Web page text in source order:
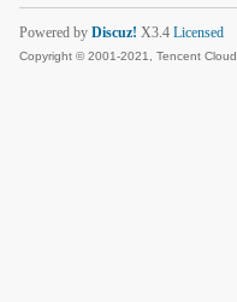
Powered by Discuz! X3.4 Licensed
Copyright © 2001-2021, Tencent Cloud.